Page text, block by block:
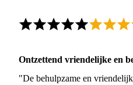
Ontzettend vriendelijke en
"De behulpzame en